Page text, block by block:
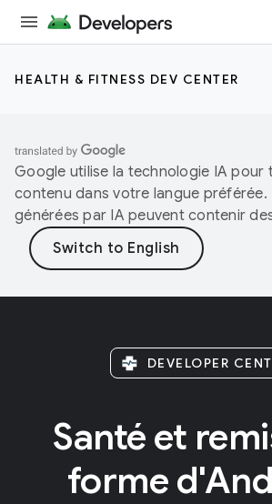
HEALTH & FITNESS DEV CENTER
Google utilise la technologie IA pour
contenu dans votre langue
générées par IA peuvent contenir
DEVELOPER
Santé et
forme